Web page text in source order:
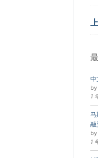
中
by
1
马
融
by
1